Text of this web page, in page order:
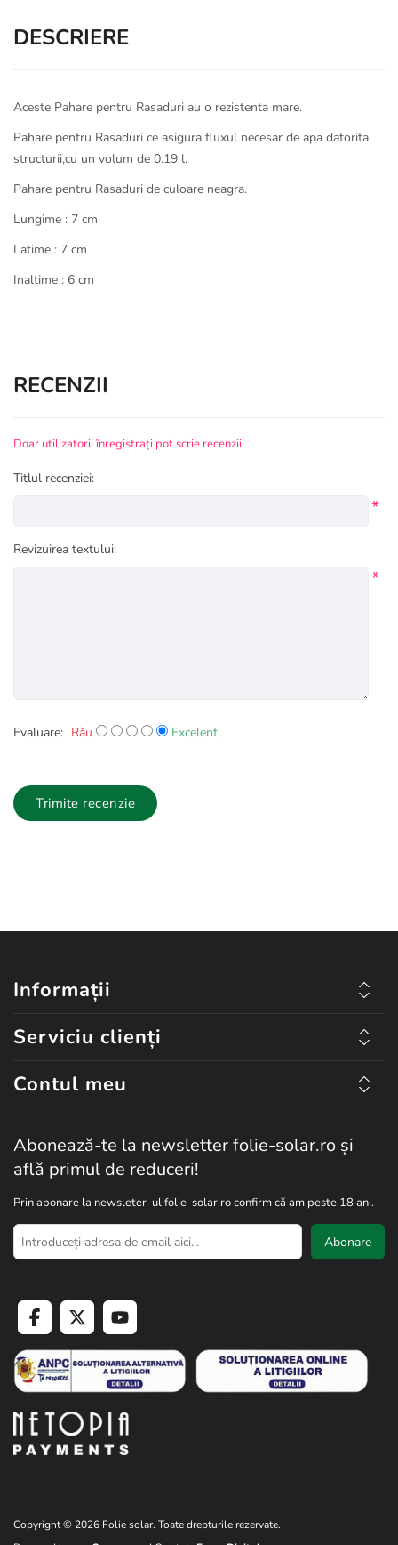
DESCRIERE
Aceste Pahare pentru Rasaduri au o rezistenta mare.
Pahare pentru Rasaduri ce asigura fluxul necesar de apa datorita
structurii,cu un volum de 0.19 l.
Pahare pentru Rasaduri de culoare neagra.
Lungime : 7 cm
Latime : 7 cm
Inaltime : 6 cm
RECENZII
Doar utilizatorii înregistrați pot scrie recenzii
Titlul recenziei:
*
Revizuirea textului:
*
Evaluare: Rău Excelent
Trimite recenzie
Informații
Serviciu clienți
Contul meu
Abonează-te la newsletter folie-solar.ro și
află primul de reduceri!
Prin abonare la newsleter-ul folie-solar.ro confirm că am peste 18 ani.
Abonare
Copyright © 2026 Folie solar. Toate drepturile rezervate.